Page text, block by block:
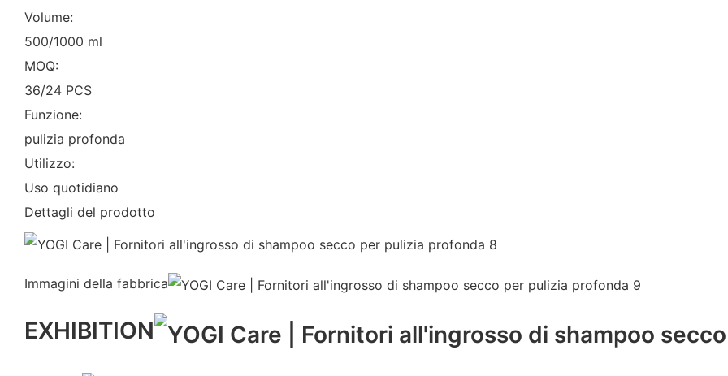
Volume:
500/1000 ml
MOQ:
36/24 PCS
Funzione:
pulizia profonda
Utilizzo:
Uso quotidiano
Dettagli del prodotto
Immagini della fabbrica
EXHIBITION